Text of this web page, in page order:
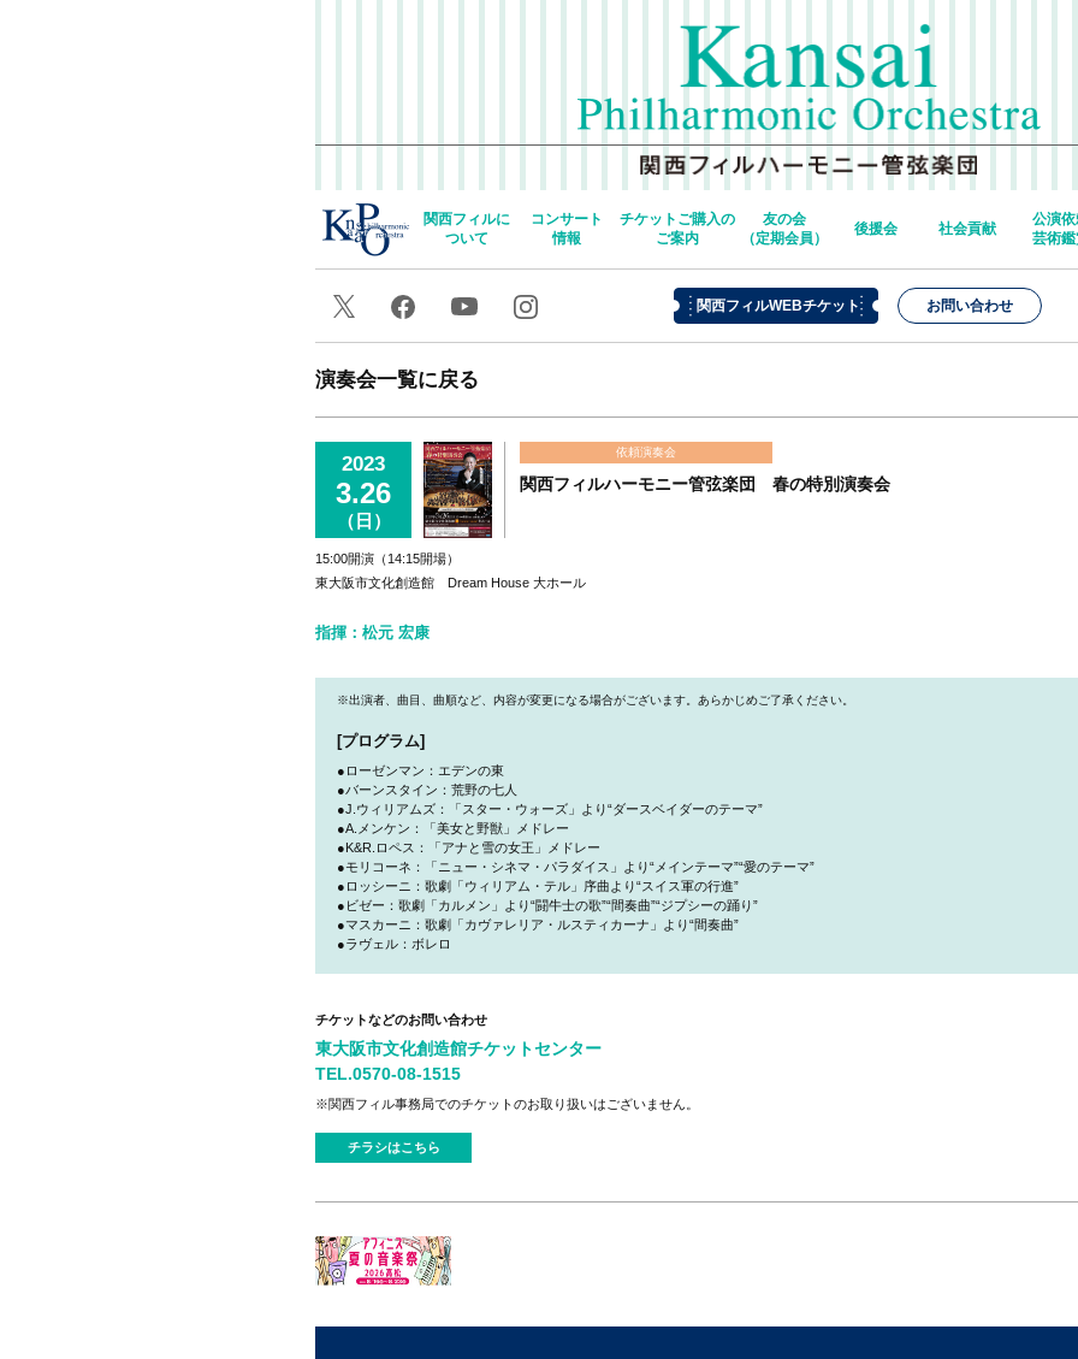
関西フィルに
ついて
コンサート
情報
チケットご購入の
ご案内
友の会
（定期会員）
後援会 社会貢献
公演
芸術
関西フィルWEBチケット お問い合わせ
演奏会一覧に戻る
2023
3.26
（日）
関西フィルハーモニー管弦楽団 春の特別演奏会
依頼演奏会
15:00開演（14:15開場）
東大阪市文化創造館 Dream House 大ホール
指揮：松元 宏康
※出演者、曲目、曲順など、内容が変更になる場合がございます。あらかじめご了承ください。
[プログラム]
●ローゼンマン：エデンの東
●バーンスタイン：荒野の七人
●J.ウィリアムズ：「スター・ウォーズ」より“ダースベイダーのテーマ”
●A.メンケン：「美女と野獣」メドレー
●K&R.ロペス：「アナと雪の女王」メドレー
●モリコーネ：「ニュー・シネマ・パラダイス」より“メインテーマ”“愛のテーマ”
●ロッシーニ：歌劇「ウィリアム・テル」序曲より“スイス軍の行進”
●ビゼー：歌劇「カルメン」より“闘牛士の歌”“間奏曲”“ジプシーの踊り”
●マスカーニ：歌劇「カヴァレリア・ルスティカーナ」より“間奏曲”
●ラヴェル：ボレロ
チケットなどのお問い合わせ
東大阪市文化創造館チケットセンター
TEL.0570-08-1515
※関西フィル事務局でのチケットのお取り扱いはございません。
チラシはこちら